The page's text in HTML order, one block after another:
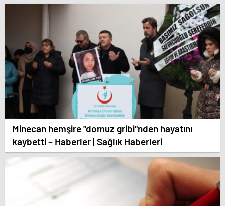
Minecan hemşire "domuz gribi"nden hayatını
kaybetti – Haberler | Sağlık Haberleri